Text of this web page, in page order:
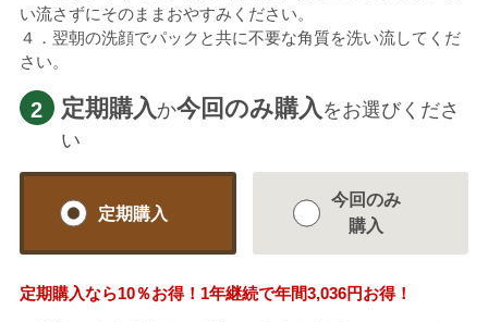
い流さずにそのままおやすみください。
４．翌朝の洗顔でパックと共に不要な角質を洗い流してくだ
さい。
2 定期購入 か今回のみ購入 をお選びくださ
い
定期購入
今回のみ
購入
定期購入なら10％お得！1年継続で年間3,036円お得！